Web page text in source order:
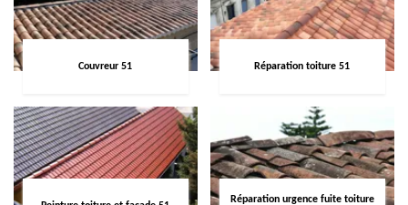
Couvreur 51 Réparation toiture 51
Réparation urgence fuite toiture